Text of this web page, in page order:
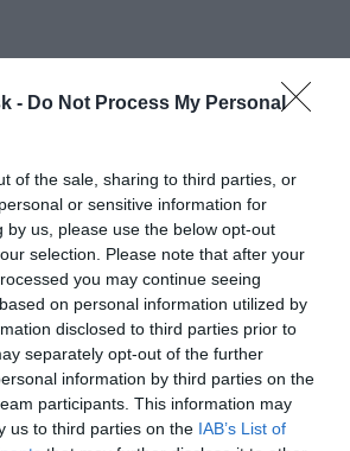
- Do Not Process My Personal
of the sale, sharing to third parties, or
or sensitive information for
by us, please use the below opt-out
selection. Please note that after your
you may continue seeing
on personal information utilized by
disclosed to third parties prior to
separately opt-out of the further
information by third parties on the
participants. This information may
us to third parties on the IAB’s List of